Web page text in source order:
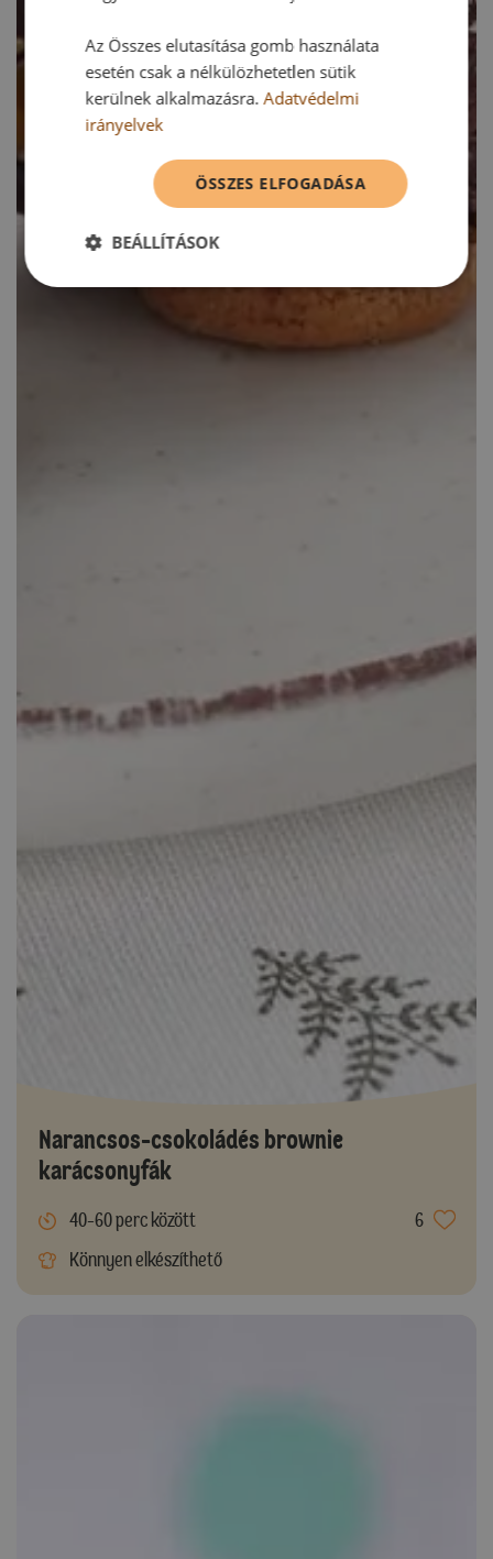
Narancsos-csokoládés brownie
karácsonyfák
40-60 perc között
6
Könnyen elkészíthető
Az Összes elutasítása gomb használata
esetén csak a nélkülözhetetlen sütik
kerülnek alkalmazásra.Adatvédelmi
irányelvek
ÖSSZES ELFOGADÁSA
BEÁLLÍTÁSOK